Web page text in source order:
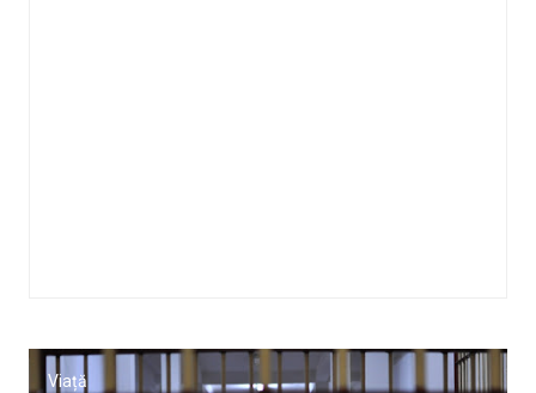
Viață